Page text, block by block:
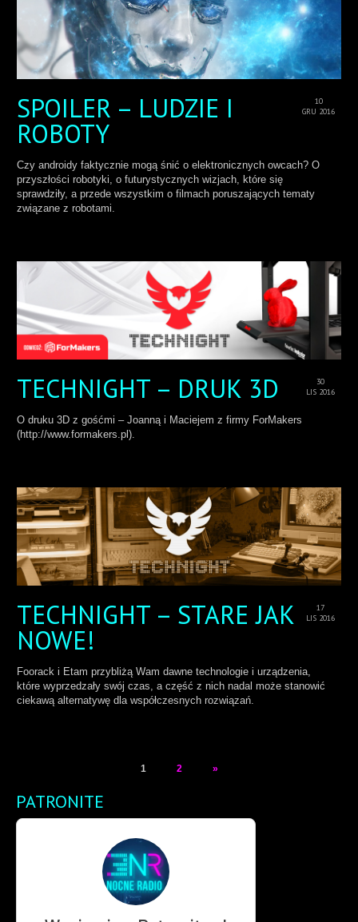
10
GRU 2016
SPOILER – LUDZIE I
ROBOTY
Czy androidy faktycznie mogą śnić o elektronicznych owcach? O
przyszłości robotyki, o futurystycznych wizjach, które się
sprawdziły, a przede wszystkim o filmach poruszających tematy
związane z robotami.
30
LIS 2016
TECHNIGHT – DRUK 3D
O druku 3D z gośćmi – Joanną i Maciejem z firmy ForMakers
(http://www.formakers.pl).
17
LIS 2016
TECHNIGHT – STARE JAK
NOWE!
Foorack i Etam przybliżą Wam dawne technologie i urządzenia,
które wyprzedzały swój czas, a część z nich nadal może stanowić
ciekawą alternatywę dla współczesnych rozwiązań.
1 2 »
PATRONITE